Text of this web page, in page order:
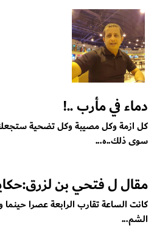
دماء في مأرب ..!
كل ازمة وكل مصيبة وكل تضحية ستجعلنا
سوى ذلك..ه...
مقال ل فتحي بن
كانت الساعة تقارب الرابعة عصرا حينما
الشم...